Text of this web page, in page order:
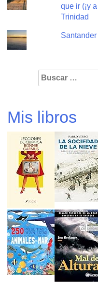
que ir (¡y
Trinidad
Buscar:
Mis libros